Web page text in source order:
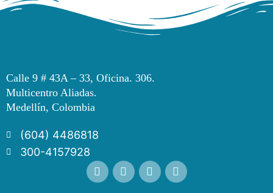
Calle 9 # 43A – 33, Oficina. 306.
Multicentro Aliadas.
Medellín, Colombia
(604) 4486818
300-4157928